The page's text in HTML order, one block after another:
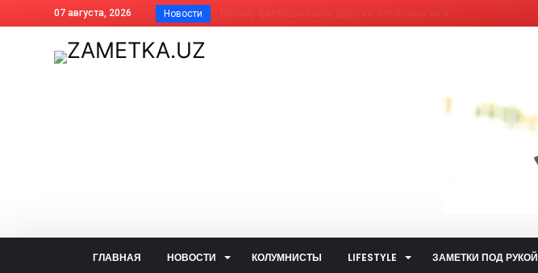
07 августа, 2026 Новости
Незнание закона не освобождает от ответственно...
ГЛАВНАЯ НОВОСТИ КОЛУМНИСТЫ LIFESTYLE ЗАМЕТКИ ПОД РУКОЙ